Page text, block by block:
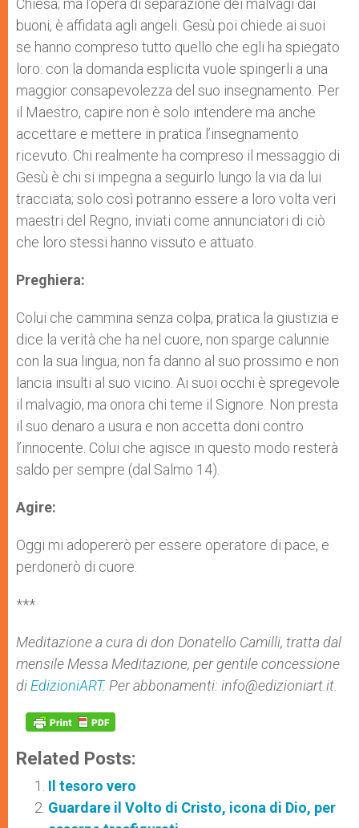
buoni, è affidata agli angeli. Gesù poi chiede ai suoi
se hanno compreso tutto quello che egli ha spiegato
loro: con la domanda esplicita vuole spingerli a una
maggior consapevolezza del suo insegnamento. Per
il Maestro, capire non è solo intendere ma anche
accettare e mettere in pratica l’insegnamento
ricevuto. Chi realmente ha compreso il messaggio di
Gesù è chi si impegna a seguirlo lungo la via da lui
tracciata; solo così potranno essere a loro volta veri
maestri del Regno, inviati come annunciatori di ciò
che loro stessi hanno vissuto e attuato.
Preghiera:
Colui che cammina senza colpa, pratica la giustizia e
dice la verità che ha nel cuore, non sparge calunnie
con la sua lingua, non fa danno al suo prossimo e non
lancia insulti al suo vicino. Ai suoi occhi è spregevole
il malvagio, ma onora chi teme il Signore. Non presta
il suo denaro a usura e non accetta doni contro
l’innocente. Colui che agisce in questo modo resterà
saldo per sempre (dal Salmo 14).
Agire:
Oggi mi adopererò per essere operatore di pace, e
perdonerò di cuore.
***
Meditazione a cura di don Donatello Camilli, tratta dal
mensile Messa Meditazione, per gentile concessione
di EdizioniART. Per abbonamenti: info@edizioniart.it
Related Posts:
Il tesoro vero
Guardare il Volto di Cristo, icona di Dio, per